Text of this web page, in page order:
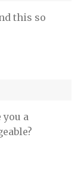
this so
a